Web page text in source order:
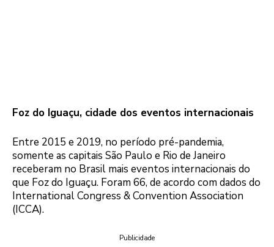
Foz do Iguaçu, cidade dos eventos internacionais
Entre 2015 e 2019, no período pré-pandemia,
somente as capitais São Paulo e Rio de Janeiro
receberam no Brasil mais eventos internacionais do
que Foz do Iguaçu. Foram 66, de acordo com dados do
International Congress & Convention Association
(ICCA).
Publicidade